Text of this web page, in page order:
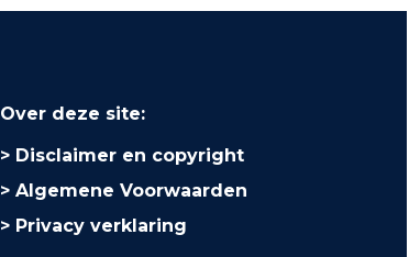
Over deze site:
Disclaimer en copyright
Algemene Voorwaarden
Privacy verklaring